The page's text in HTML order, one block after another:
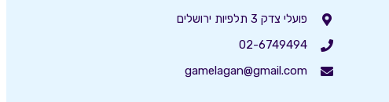
פועלי צדק 3 תלפיות ירושלים
02-6749494
gamelagan@gmail.com